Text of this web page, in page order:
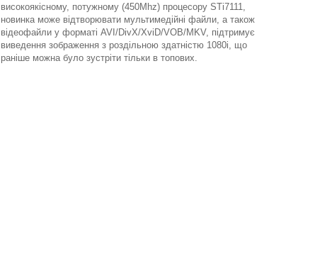
високоякісному, потужному (450Mhz) процесору STi7111,
новинка може відтворювати мультимедійні файли, а також
відеофайли у форматі AVI/DivX/XviD/VOB/MKV, підтримує
виведення зображення з роздільною здатністю 1080i, що
раніше можна було зустріти тільки в топових.